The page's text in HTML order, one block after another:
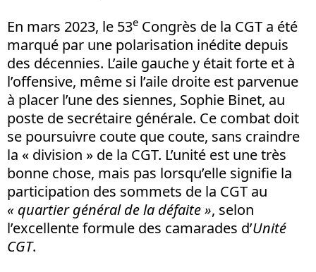
En mars 2023, le 53e Congrès de la CGT a été
marqué par une polarisation inédite depuis
des décennies. L’aile gauche y était forte et à
l’offensive, même si l’aile droite est parvenue
à placer l’une des siennes, Sophie Binet, au
poste de secrétaire générale. Ce combat doit
se poursuivre coute que coute, sans craindre
la « division » de la CGT. L’unité est une très
bonne chose, mais pas lorsqu’elle signifie la
participation des sommets de la CGT au
« quartier général de la défaite », selon
l’excellente formule des camarades d’Unité
CGT.